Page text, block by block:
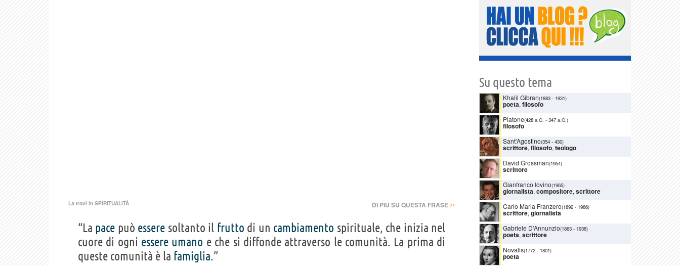
La trovi in SPIRITUALITÀ DI PIÙ SU QUESTA FRASE ››
“La pace può essere soltanto il frutto di un cambiamento spirituale, che inizia nel
cuore di ogni essere umano e che si diffonde attraverso le comunità. La prima di
queste comunità è la famiglia.”
Su questo tema
Khalil Gibran(1883 - 1931)
poeta, filosofo
Platone(428 a.C. - 347 a.C.)
filosofo
Sant'Agostino(354 - 430)
scrittore, filosofo, teologo
David Grossman(1954)
scrittore
Gianfranco Iovino(1965)
giornalista, compositore, scrittore
Carlo Maria Franzero(1892 - 1986)
scrittore, giornalista
Gabriele D'Annunzio(1863 - 1938)
poeta, scrittore
Novalis(1772 - 1801)
poeta